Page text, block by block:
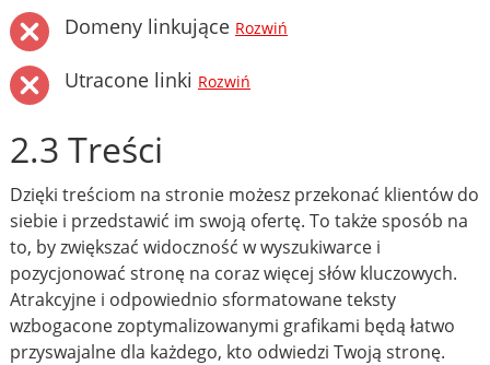
Domeny linkujące Rozwiń
Utracone linki Rozwiń
2.3 Treści
Dzięki treściom na stronie możesz przekonać klientów do
siebie i przedstawić im swoją ofertę. To także sposób na
to, by zwiększać widoczność w wyszukiwarce i
pozycjonować stronę na coraz więcej słów kluczowych.
Atrakcyjne i odpowiednio sformatowane teksty
wzbogacone zoptymalizowanymi grafikami będą łatwo
przyswajalne dla każdego, kto odwiedzi Twoją stronę.